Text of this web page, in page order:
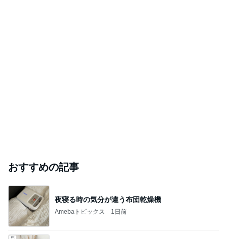
おすすめの記事
夜寝る時の気分が違う布団乾燥機
Amebaトピックス 1日前